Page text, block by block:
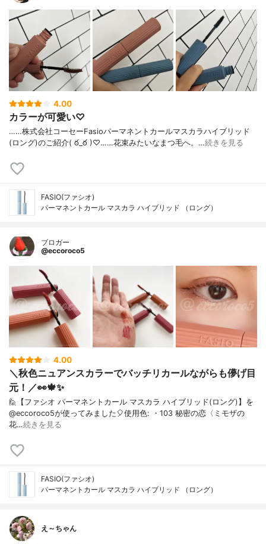
4.00
カラーが可愛い♡
……⁡株式会社コーセー⁡⁡Fasio⁡⁡パーマネントカールマスカラ⁡ハイブリッド
(ロング)⁡⁡のご紹介( ఠ_ఠ )♡⁡……⁡⁡⁡⁡花束みたいなまつ毛へ。⁡⁡⁡…続きを見る
FASIO(ファシオ)
パーマネントカール マスカラ ハイブリッド （ロング）
ブロガー
@eccoroco5
4.00
＼秋色ニュアンスカラーでバッチリカールながらも儚げ目
元！／👀🍁✨
⁡🙋【ファシオ パーマネントカール マスカラ ハイブリッド(ロング)】を
@eccoroco5が使ってみました🎈⁡⁡⁡⁡⁡使用色: ・103 秘密の恋〈ミモザの
花…続きを見る
FASIO(ファシオ)
パーマネントカール マスカラ ハイブリッド （ロング）
え～ちゃん